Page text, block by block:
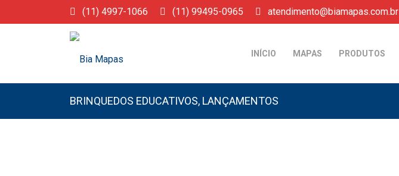
(11) 4997-1066 (11) 99495-0965 atendimento@biamapas.com.br
INÍCIO MAPAS PRODUTOS
BRINQUEDOS EDUCATIVOS, LANÇAMENTOS